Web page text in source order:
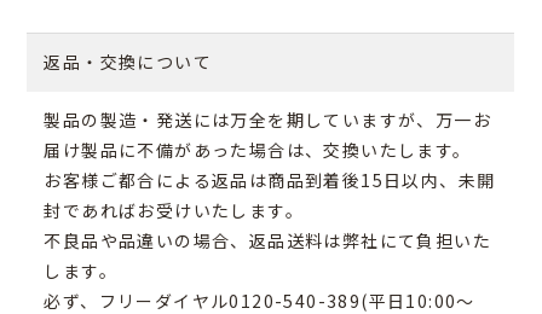
返品・交換について
製品の製造・発送には万全を期していますが、万一お
届け製品に不備があった場合は、交換いたします。
お客様ご都合による返品は商品到着後15日以内、未開
封であればお受けいたします。
不良品や品違いの場合、返品送料は弊社にて負担いた
します。
必ず、フリーダイヤル0120-540-389(平日10:00～